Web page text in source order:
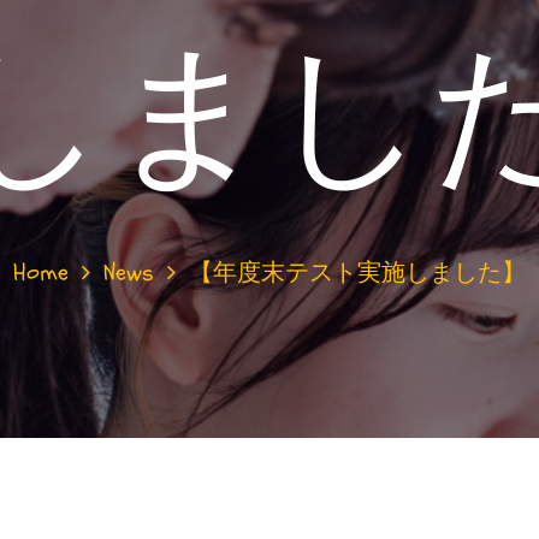
まし
Home News 【年度末テスト実施しました】